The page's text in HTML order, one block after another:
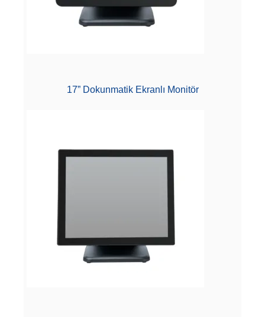
17” Dokunmatik Ekranlı Monitör